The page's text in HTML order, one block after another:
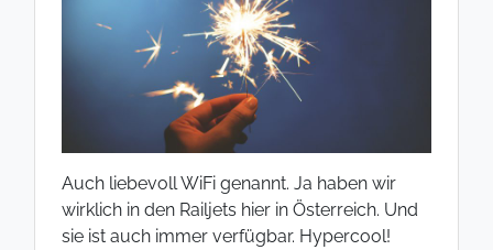
Auch liebevoll WiFi genannt. Ja haben wir
wirklich in den Railjets hier in Österreich. Und
sie ist auch immer verfügbar. Hypercool!